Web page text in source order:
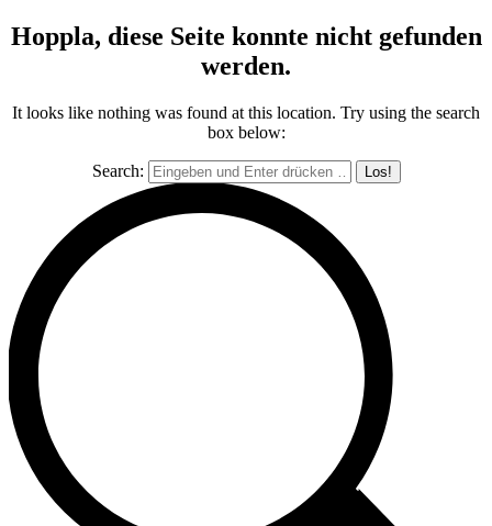
Hoppla, diese Seite konnte nicht gefunden
werden.
It looks like nothing was found at this location. Try using the search
box below:
Search: